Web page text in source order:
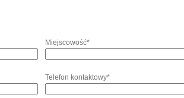
Miejscowość*
Telefon kontaktowy*